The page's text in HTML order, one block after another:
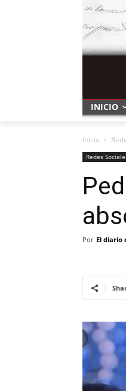
INICIO
Inicio
Redes
Por El diario